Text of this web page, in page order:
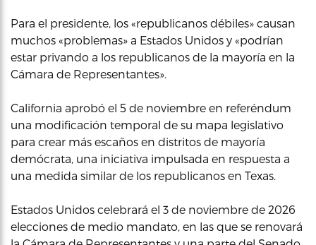
Para el presidente, los «republicanos débiles» causan
muchos «problemas» a Estados Unidos y «podrían
estar privando a los republicanos de la mayoría en la
Cámara de Representantes».
California aprobó el 5 de noviembre en referéndum
una modificación temporal de su mapa legislativo
para crear más escaños en distritos de mayoría
demócrata, una iniciativa impulsada en respuesta a
una medida similar de los republicanos en Texas.
Estados Unidos celebrará el 3 de noviembre de 2026
elecciones de medio mandato, en las que se renovará